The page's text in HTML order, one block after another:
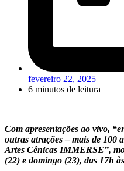
fevereiro 22, 2025
6 minutos de leitura
Com apresentações ao vivo,
outras atrações – mais de 100
Artes Cênicas IMMERSE”,
(22) e domingo (23), das 17h